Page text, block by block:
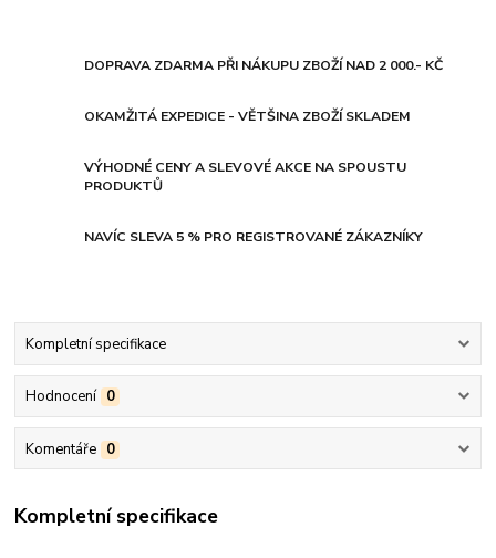
DOPRAVA ZDARMA PŘI NÁKUPU ZBOŽÍ NAD 2 000.- KČ
OKAMŽITÁ EXPEDICE - VĚTŠINA ZBOŽÍ SKLADEM
VÝHODNÉ CENY A SLEVOVÉ AKCE NA SPOUSTU
PRODUKTŮ
NAVÍC SLEVA 5 % PRO REGISTROVANÉ ZÁKAZNÍKY
Kompletní specifikace
Hodnocení 0
Komentáře 0
Kompletní specifikace